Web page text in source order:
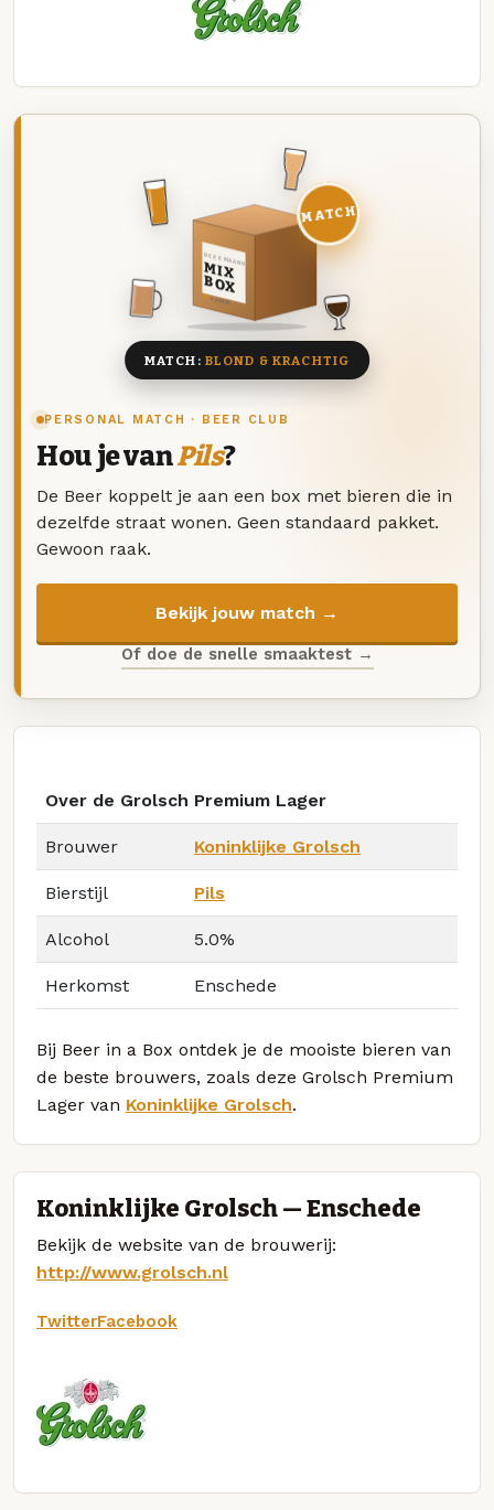
PERSONAL MATCH · BEER CLUB
Hou je vanPils?
De Beer koppelt je aan een box met bieren die in
dezelfde straat wonen. Geen standaard pakket.
Gewoon raak.
Bekijk jouw match →
Of doe de snelle smaaktest →
DEZE MAAND
MIX
BOX
8 BIEREN
MATCH
MATCH: BLOND & KRACHTIG
Over de Grolsch Premium Lager
Brouwer Koninklijke Grolsch
Bierstijl Pils
Alcohol 5.0%
Herkomst Enschede
Bij Beer in a Box ontdek je de mooiste bieren van
de beste brouwers, zoals deze Grolsch Premium
Lager van Koninklijke Grolsch.
Koninklijke Grolsch — Enschede
Bekijk de website van de brouwerij:
http://www.grolsch.nl
TwitterFacebook